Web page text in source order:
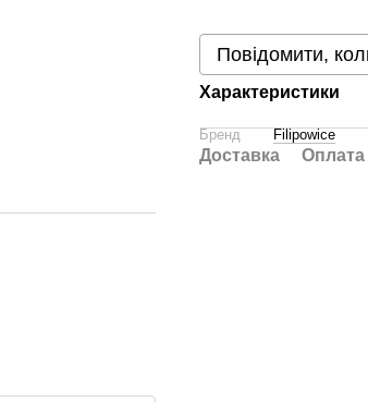
Повідомити,
Характеристики
Бренд Filipowice
Доставка Оплата